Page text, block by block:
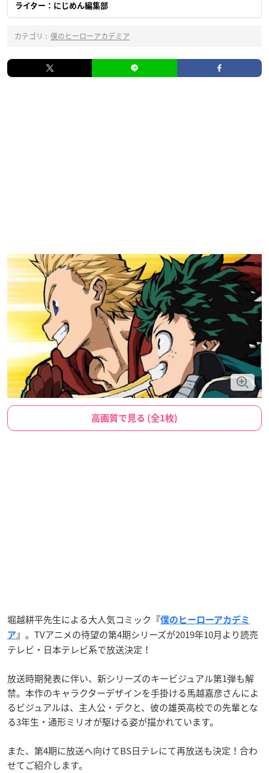
ライター：にじめん編集部
カテゴリ : 僕のヒーローアカデミア
高画質で見る (全1枚)
堀越耕平先生による大人気コミック 『僕のヒーローアカデミ
ア 』 。TVアニメの待望の第4期シリーズが2019年10月より読売
テレビ・日本テレビ系で放送決定！
放送時期発表に伴い、新シリーズのキービジュアル第1弾も解
禁。本作のキャラクターデザインを手掛ける馬越嘉彦さんによ
るビジュアルは、主人公・デクと、彼の雄英高校での先輩とな
る3年生・通形ミリオが駆ける姿が描かれています。
また、第4期に放送へ向けてBS日テレにて再放送も決定！合わ
せてご紹介します。